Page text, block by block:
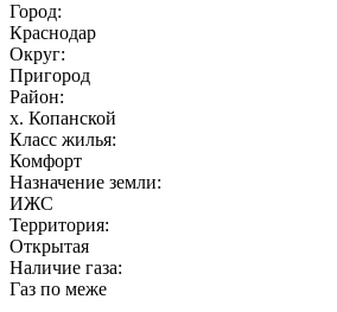
мы в соцсетях
Город:
Краснодар
Округ:
Пригород
Район:
х. Копанской
Класс жилья:
Комфорт
Назначение земли:
ИЖС
Территория:
Открытая
Наличие газа:
Газ по меже